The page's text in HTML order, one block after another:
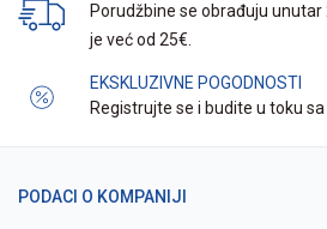
Porudžbine se obrađuju
je već od 25€.
EKSKLUZIVNE POGODNOSTI
Registrujte se i budite u toku
PODACI O KOMPANIJI